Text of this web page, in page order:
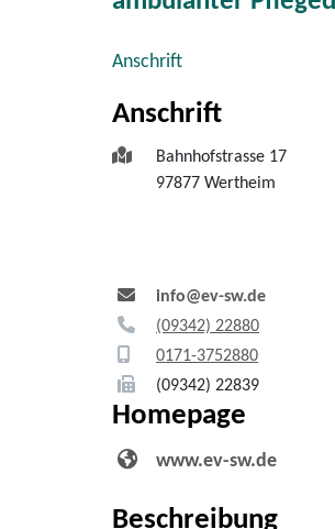
Anschrift
Anschrift
Bahnhofstrasse 17
97877 Wertheim
info@ev-sw.de
(09342) 22880
0171-3752880
(09342) 22839
Homepage
www.ev-sw.de
Beschreibung